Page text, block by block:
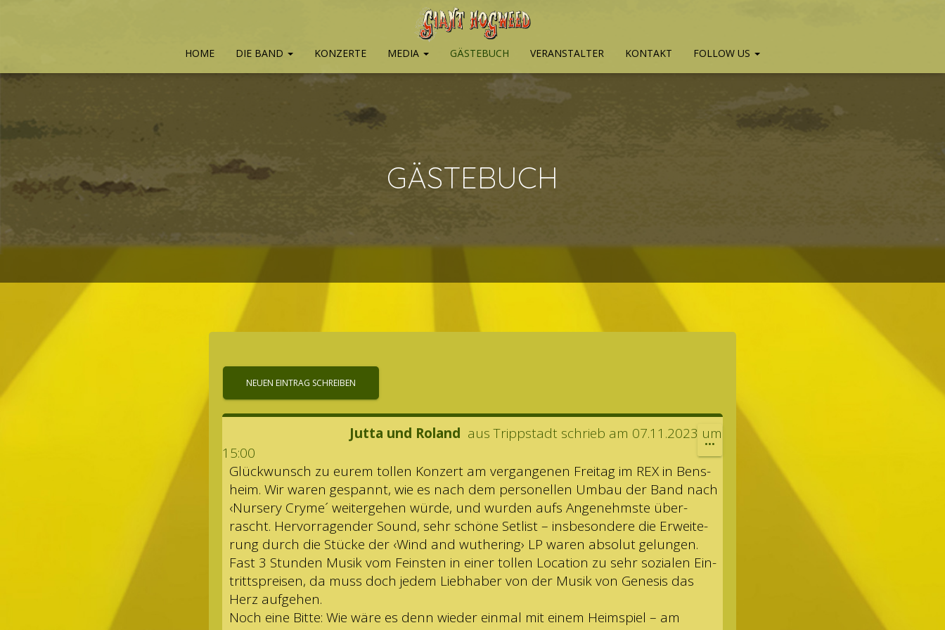
HOME DIE BAND KONZERTE MEDIA GÄSTEBUCH VERANSTALTER KONTAKT FOLLOW US
GÄSTEBUCH
Jutta und Roland aus Trippstadt schrieb am 07.11.2023 um
15:00
Glück­wunsch zu eurem tol­len Kon­zert am ver­gan­ge­nen Frei­tag im REX in Bens­
heim. Wir waren gespannt, wie es nach dem per­so­nel­len Umbau der Band nach
‹Nur­sery Cryme´ wei­ter­ge­hen würde, und wur­den aufs Ange­nehmste über­
rascht. Her­vor­ra­gen­der Sound, sehr schöne Set­list – ins­be­son­dere die Erwei­te­
rung durch die Stü­cke der ‹Wind and wut­he­ring› LP waren abso­lut gelun­gen.
Fast 3 Stun­den Musik vom Feins­ten in einer tol­len Loca­tion zu sehr sozia­len Ein­
tritts­prei­sen, da muss doch jedem Lieb­ha­ber von der Musik von Gene­sis das
Herz aufgehen.
Noch eine Bitte: Wie wäre es denn wie­der ein­mal mit einem Heim­spiel – am
...DIESE
METABOX
EIN-/AUSBLENDEN.